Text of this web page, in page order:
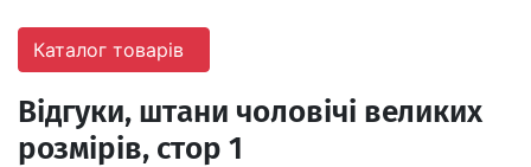
Каталог товарів
Відгуки, штани чоловічі великих
розмірів, стор 1